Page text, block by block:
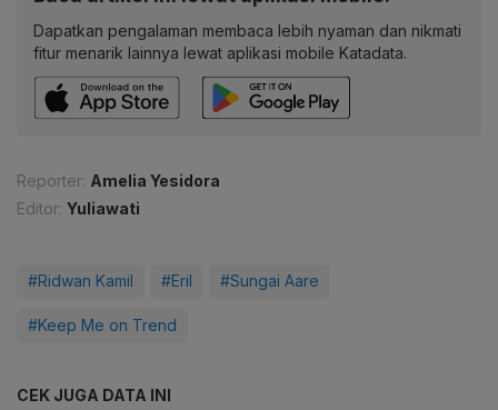
Dapatkan pengalaman membaca lebih nyaman dan nikmati
fitur menarik lainnya lewat aplikasi mobile Katadata.
Reporter: Amelia Yesidora
Editor: Yuliawati
#Ridwan Kamil #Eril #Sungai Aare
#Keep Me on Trend
CEK JUGA DATA INI